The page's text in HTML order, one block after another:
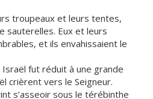
troupeaux et leurs tentes,
sauterelles. Eux et leurs
et ils envahissaient le
fut réduit à une grande
crièrent vers le Seigneur.
s’asseoir sous le térébinthe